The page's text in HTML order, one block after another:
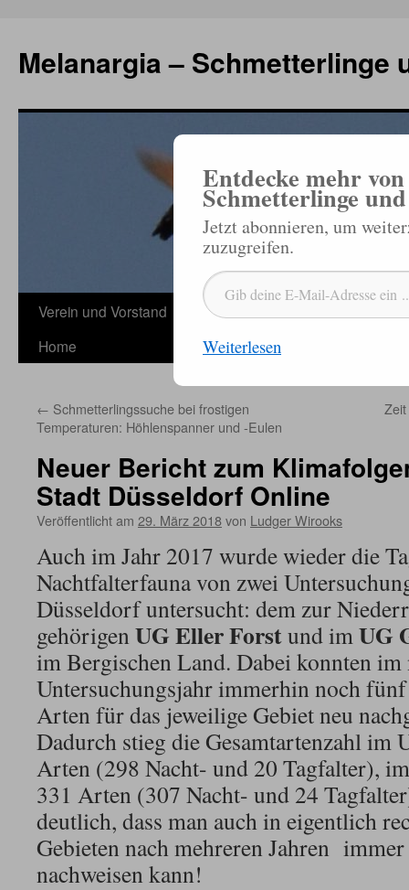
springen
Melanargia – Schmetterlinge
Verein und Vorstand Veröffentlichungen
Home
← Schmetterlingssuche bei frostigen
Temperaturen: Höhlenspanner und -Eulen
Neuer Bericht zum
Stadt Düsseldorf Online
Veröffentlicht am 29. März 2018von Ludger Wirooks
Auch im Jahr 2017 wurde wieder die
Nachtfalterfauna von zwei
Düsseldorf untersucht: dem zur
gehörigen UG Eller Forstund imUG
im Bergischen Land. Dabei konnten im
Untersuchungsjahr immerhin noch fünf
Arten für das jeweilige Gebiet neu
Dadurch stieg die Gesamtartenzahl im
Arten (298 Nacht- und 20 Tagfalter),
331 Arten (307 Nacht- und 24
deutlich, dass man auch in eigentlich
Gebieten nach mehreren Jahren
nachweisen kann!
Entdecke mehr
Schmetterlinge
Jetzt abonnieren, um
zuzugreifen.
Gib deine E-Mail-Adresse ein ...
Weiterlesen